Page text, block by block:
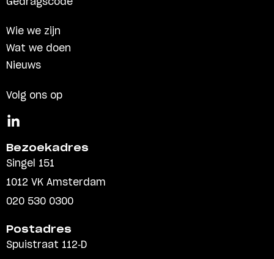
Wie we zijn
Wat we doen
Nieuws
Volg ons op
Bezoekadres
Singel 151
1012 VK Amsterdam
020 530 0300
Postadres
Spuistraat 112-D